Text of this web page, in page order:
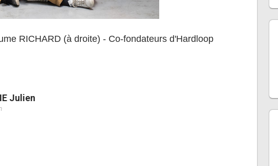
RICHARD (à droite) - Co-fondateurs d'Hardloop
Julien